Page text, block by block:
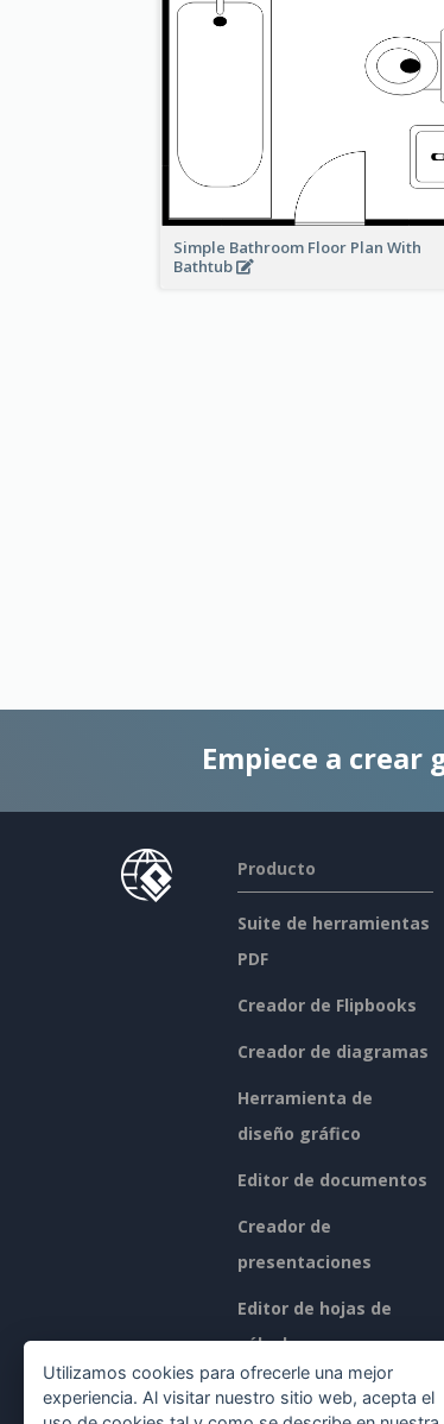
Simple Bathroom Floor Plan With
Bathtub
Empiece a crear
Producto
Suite de herramientas
PDF
Creador de Flipbooks
Creador de diagramas
Herramienta de
diseño gráfico
Editor de documentos
Creador de
presentaciones
Editor de hojas de
cálculo
Precios
Utilizamos cookies para ofrecerle una mejor
experiencia. Al visitar nuestro sitio web, acepta el